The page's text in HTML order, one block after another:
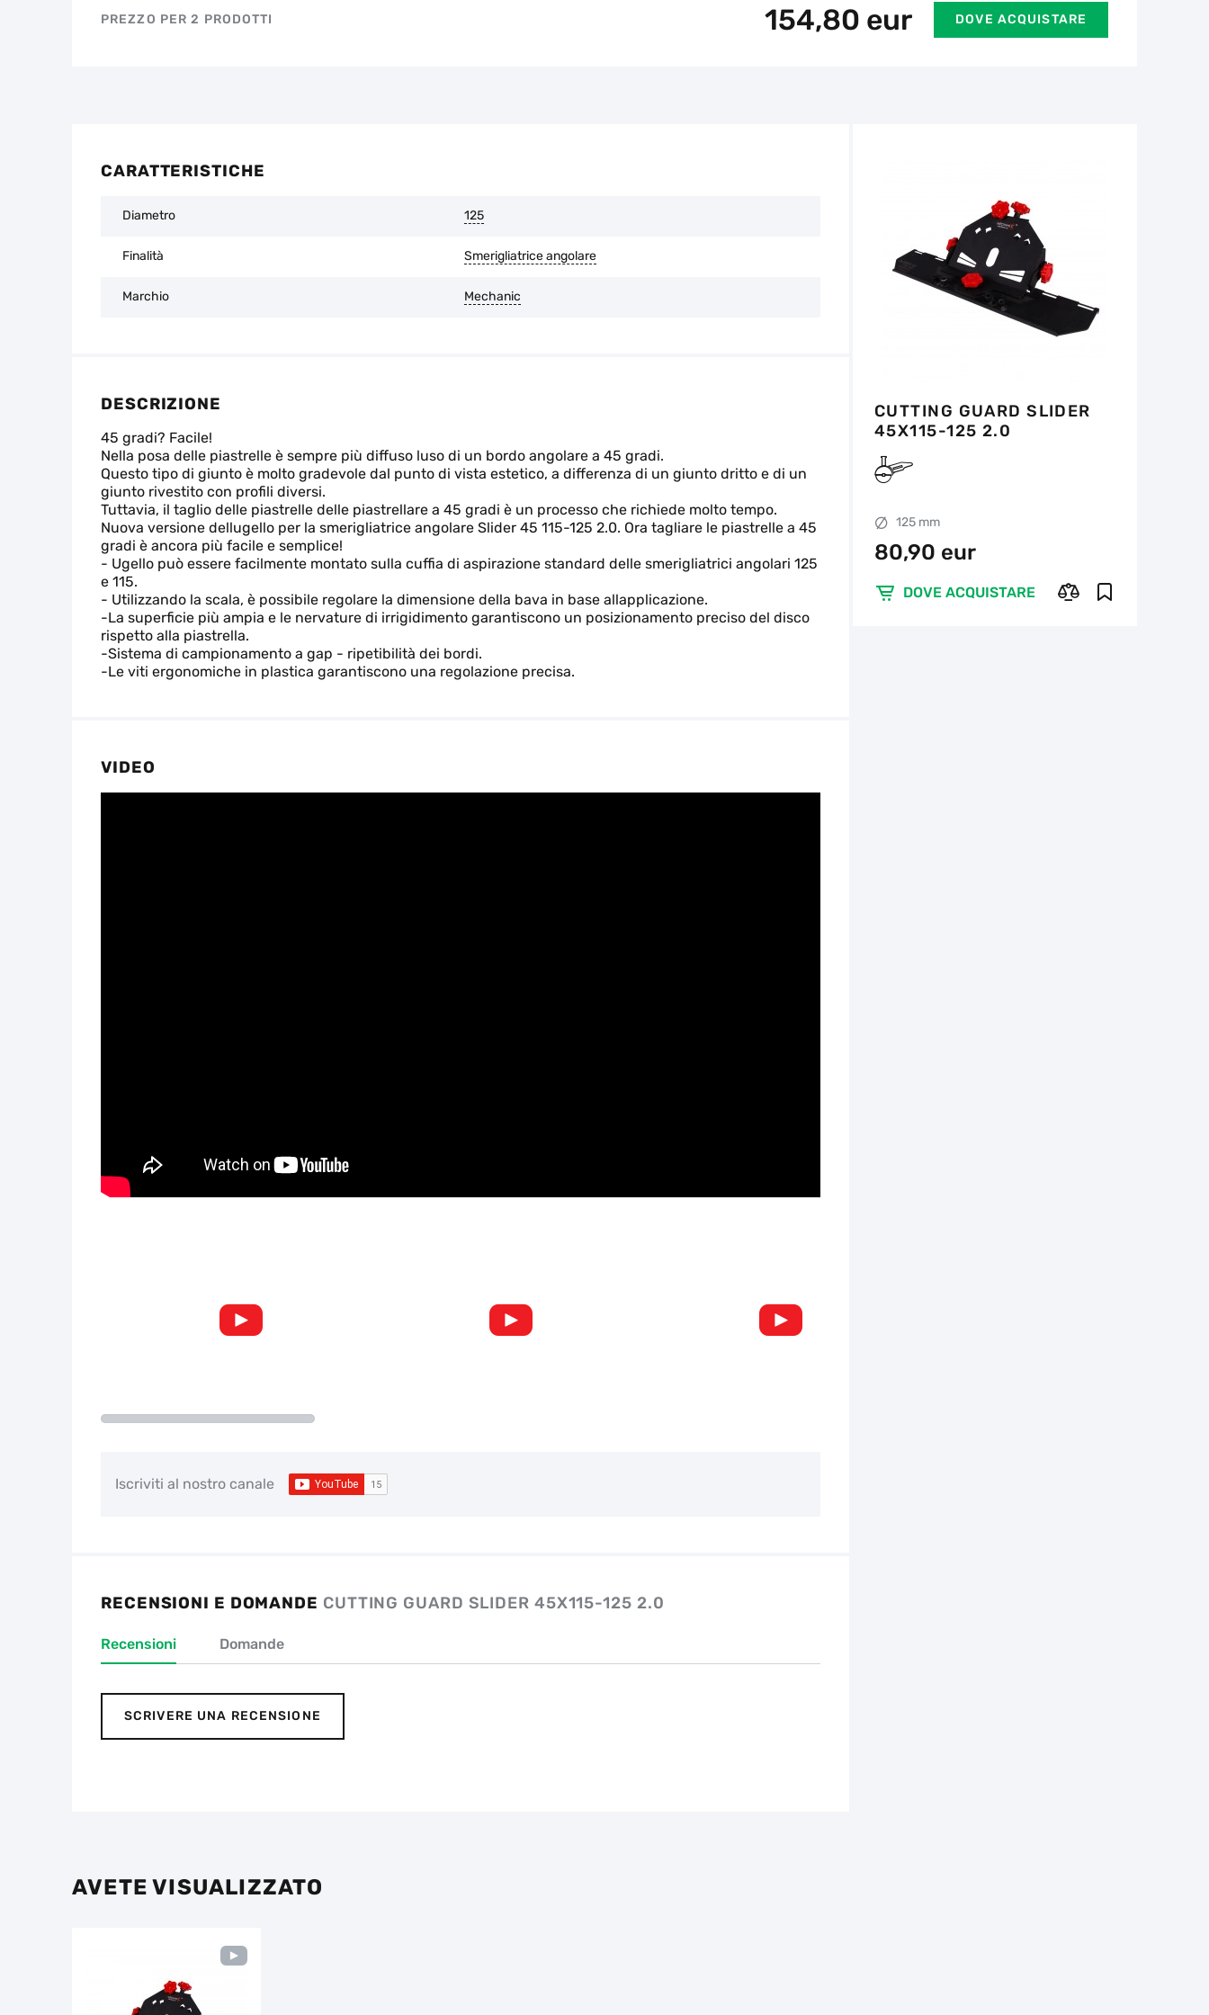
PREZZO PER 2 PRODOTTI 154,80 eur DOVE ACQUISTARE
CARATTERISTICHE
Diametro 125
Finalità Smerigliatrice angolare
Marchio Mechanic
DESCRIZIONE
45 gradi? Facile!
Nella posa delle piastrelle è sempre più diffuso luso di un bordo angolare a 45 gradi.
Questo tipo di giunto è molto gradevole dal punto di vista estetico, a differenza di un giunto dritto e di un
giunto rivestito con profili diversi.
Tuttavia, il taglio delle piastrelle delle piastrellare a 45 gradi è un processo che richiede molto tempo.
Nuova versione dellugello per la smerigliatrice angolare Slider 45 115-125 2.0. Ora tagliare le piastrelle a 45
gradi è ancora più facile e semplice!
- Ugello può essere facilmente montato sulla cuffia di aspirazione standard delle smerigliatrici angolari 125
e 115.
- Utilizzando la scala, è possibile regolare la dimensione della bava in base allapplicazione.
-La superficie più ampia e le nervature di irrigidimento garantiscono un posizionamento preciso del disco
rispetto alla piastrella.
-Sistema di campionamento a gap - ripetibilità dei bordi.
-Le viti ergonomiche in plastica garantiscono una regolazione precisa.
VIDEO
Iscriviti al nostro canale
RECENSIONI E DOMANDE CUTTING GUARD SLIDER 45X115-125 2.0
Recensioni Domande
SCRIVERE UNA RECENSIONE
CUTTING GUARD SLIDER
45X115-125 2.0
125 mm
80,90 eur
DOVE ACQUISTARE
AVETE VISUALIZZATO